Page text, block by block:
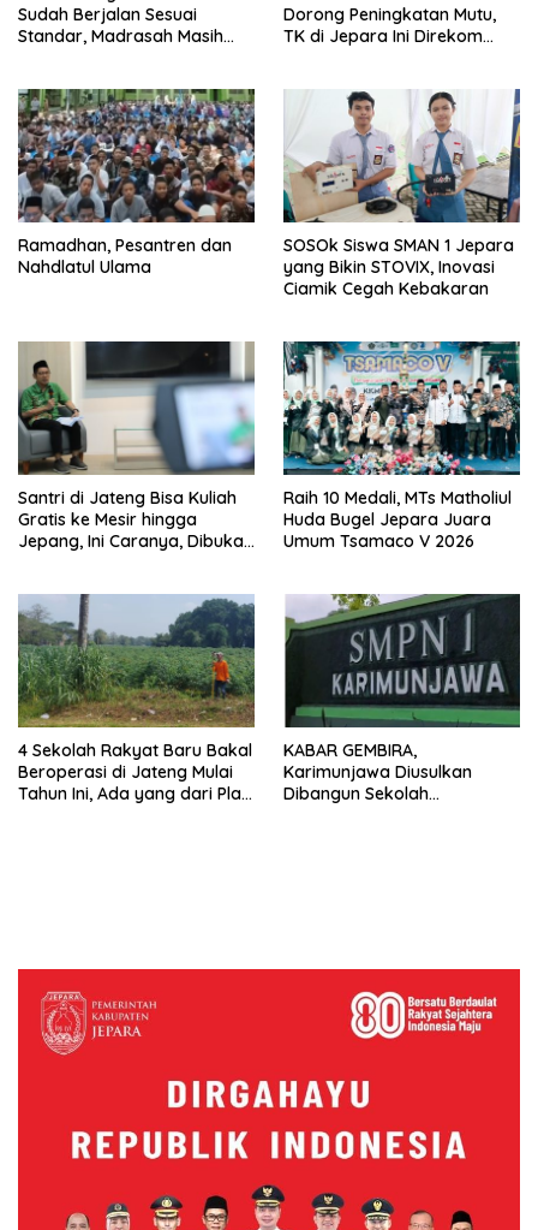
Sudah Berjalan Sesuai
Standar, Madrasah Masih
Dorong Peningkatan Mutu,
TK di Jepara Ini Direkom
Ramadhan, Pesantren dan
Nahdlatul Ulama
SOSOk Siswa SMAN 1 Jepara
yang Bikin STOVIX, Inovasi
Ciamik Cegah Kebakaran
Santri di Jateng Bisa Kuliah
Gratis ke Mesir hingga
Jepang, Ini Caranya, Dibuka
Raih 10 Medali, MTs Matholiul
Huda Bugel Jepara Juara
Umum Tsamaco V 2026
4 Sekolah Rakyat Baru Bakal
Beroperasi di Jateng Mulai
Tahun Ini, Ada yang dari Plat
KABAR GEMBIRA,
Karimunjawa Diusulkan
Dibangun Sekolah